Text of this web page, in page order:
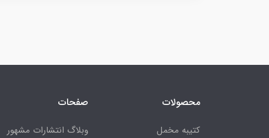
محصولات
کتیبه مخمل
صفحات
وبلاگ انتشارات مشهور